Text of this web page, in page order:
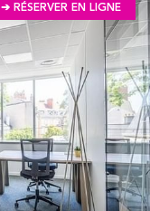
➔ RÉSERVER EN LIGNE